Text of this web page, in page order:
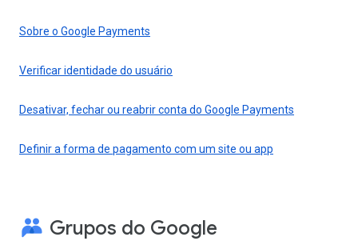
Sobre o Google Payments
Verificar identidade do usuário
Desativar, fechar ou reabrir conta do Google Payments
Definir a forma de pagamento com um site ou app
Grupos do Google